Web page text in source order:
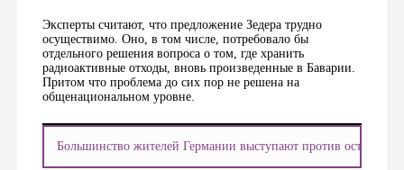
Эксперты считают, что предложение Зедера трудно
осуществимо. Оно, в том числе, потребовало бы
отдельного решения вопроса о том, где хранить
радиоактивные отходы, вновь произведенные в Баварии.
Притом что проблема до сих пор не решена на
общенациональном уровне.
Большинство жителей Германии выступают против